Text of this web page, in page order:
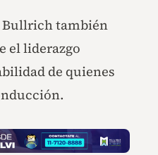
Bullrich también
el liderazgo
de quienes